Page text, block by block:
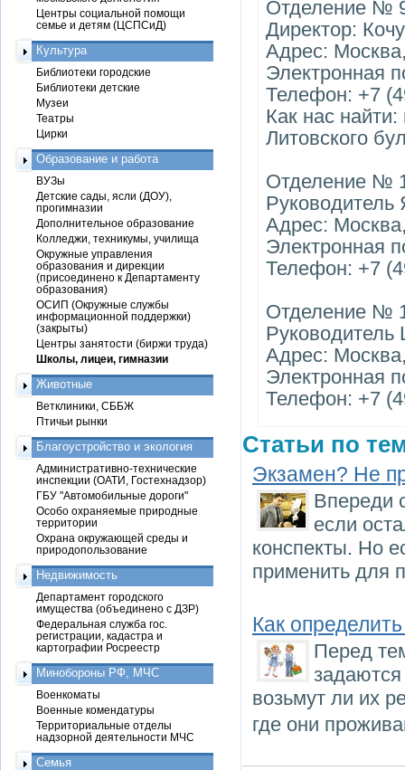
Отделение №
Директор:
Адрес:
Электронная
Телефон: +7
Как нас
Литовского
Отделение №
Адрес:
Электронная
Телефон: +7
Отделение №
Адрес:
Электронная
Телефон: +7
Статьи по
Экзамен? Не
Впереди
если
конспекты. Но
применить для
Как
Перед
возьмут ли их
где они
Центры социальной помощи
семье и детям (ЦСПСиД)
Культура
Библиотеки городские
Библиотеки детские
Музеи
Театры
Цирки
Образование и работа
ВУЗы
Детские сады, ясли (ДОУ),
прогимназии
Дополнительное образование
Колледжи, техникумы, училища
Окружные управления
образования и дирекции
(присоединено к Департаменту
образования)
ОСИП (Окружные службы
информационной поддержки)
(закрыты)
Центры занятости (биржи труда)
Школы, лицеи, гимназии
Животные
Ветклиники, СББЖ
Птичьи рынки
Благоустройство и экология
Административно-технические
инспекции (ОАТИ, Гостехнадзор)
ГБУ "Автомобильные дороги"
Особо охраняемые природные
территории
Охрана окружающей среды и
природопользование
Недвижимость
Департамент городского
имущества (объединено с ДЗР)
Федеральная служба гос.
регистрации, кадастра и
картографии Росреестр
Минобороны РФ, МЧС
Военкоматы
Военные комендатуры
Территориальные отделы
надзорной деятельности МЧС
Семья